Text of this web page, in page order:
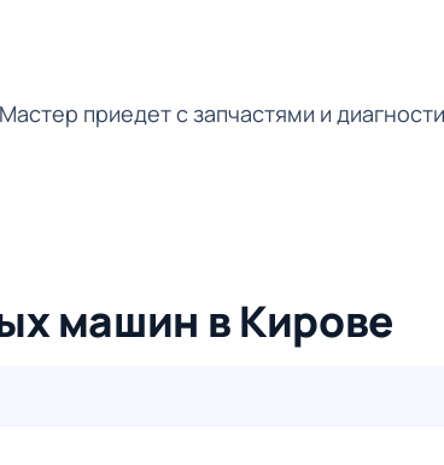
приедет с запчастями и
машин в Кирове